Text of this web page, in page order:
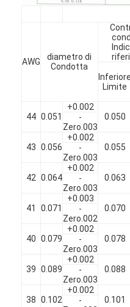
Controllo di qualità
Notizie
Casi
Chiedi un preventivo
filtro di rame rotondo
Filati di avvolgimento in
Filati di rame isolati con
AWG
diametro di
Condotta
Inferiore
Limite
44 0.051
+0.002
0.050
-
Zero.003
43 0.056
+0.002
0.055
-
Zero.003
42 0.064
+0.002
0.063
-
Zero.003
41 0.071
+0.003
0.070
-
Zero.002
40 0.079
+0.002
0.078
-
Zero.003
39 0.089
+0.002
0.088
-
Zero.003
38 0.102
+0.002
0.101
-